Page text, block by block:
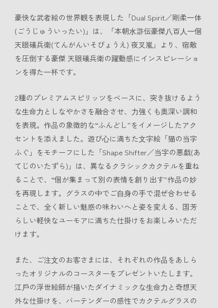
豪快な武者絵の世界観を表現した「Dual Spirit／剛柔⼀体
(ごうじゅういったい)」は、「本朝⽔滸伝豪傑⼋百⼈⼀個
天眼礒兵衛(てんがんいそびょうえ) 夜叉嵐」より、宿敵
を圧倒する豪傑 天眼礒兵衛の躍動感にインスピレーショ
ンを得た⼀杯です。
2種のプレミアムスピリッツをベースに、突き抜けるよう
な⽣命⼒としなやかさを融合させ、⼒強くも奥深い調和
を表現。作品の象徴的な“ふんどし”をイメージしたアク
セントを添えました。遊び⼼に満ちた⽂字絵「猫の当字
ふぐ」をモチーフにした「Shape Shifter／当字の悪戯(あ
てじのいたずら)」は、異なるクラシックカクテルを重ね
ることで、“個が集まって別の表情を創り出す”作品の妙
を再現します。グラスの中でご⾃⾝の⼿で混ぜ合わせる
ことで、全く新しい魅惑の味わいへと姿を変える、国芳
らしい軽快なユーモアに満ちた仕掛けをお楽しみいただ
けます。
また、ご注⽂のお客さまには、それぞれの作品をあしら
ったオリジナルのコースターをプレゼントいたします。
江⼾の浮世絵師が描いたダイナミックな⽣命⼒と奇想天
外な仕掛けを、バーテンダーの感性でカクテルグラスの